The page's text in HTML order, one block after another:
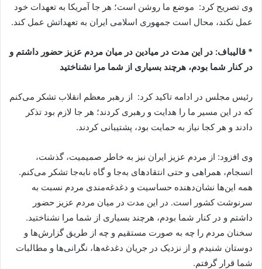
وی تصریح کرد: موضع ما روشن است؛ هر جا آمریکا به تعهدات خود
عمل نکند، محال است جمهوری اسلامی ایران به تعهداتش عمل کند.
* قالیباف: در این مدت در میادین در میان مردم عزیز حضور داشتم و
در کنار شما بودم، هرچند بسیاری از شما مرا نشناختید
رئیس مجلس در ادامه تاکید کرد: از رهبر معظم انقلاب تشکر می‌کنم
که در این مسیر ما را هدایت و رهبری کردند؛ هر جا لازم بود تذکر
دادند و هر کجا نیاز به حمایت بود، پشتیبانی کردند.
وی افزود: از مردم عزیز ایران نیز به خاطر صمیمیت، گذشت،
انسجام، همراهی و حتی انتقادهای به‌جا و گاه نابه‌جا تشکر می‌کنم.
همه این‌ها نشان‌دهنده حساسیت و دغدغه‌مندی مردم نسبت به
سرنوشت کشور است. در این مدت در میان مردم عزیز حضور
داشتم و در کنار شما بودم، هرچند بسیاری از شما مرا نشناختید.
سخنان مردم را چه به صورت مستقیم و چه از طریق گزارش‌ها و
دوستان شنیدم و از نزدیک در جریان دغدغه‌ها، نگرانی‌ها و مطالبات
شما قرار گرفتم.